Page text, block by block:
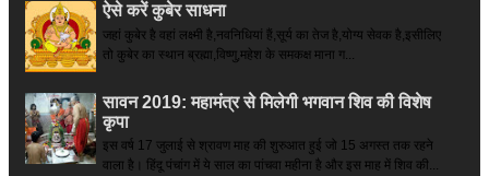
ऐसे करें कुबेर साधना
जहां कुबेर है­ वहां लक्ष्मी है,नवनिधियां हैं,सूर्य का तेज है,योग्य सेवक है,इसीलिए
तो कुबेर का स्थान ब्रह्मा,विष्णु,महेश के समकक्ष माना ग...
सावन 2019: महामंत्र से मिलेगी भगवान शिव की विशेष
कृपा
इस वर्ष 17 जुलाई से श्रावण माह की शुरुआत हुई जो 15 अगस्त तक रहने
वाला है। हिंदू पंचांग में ये साल का पांचवा महीना है और इस माह में शिव की...